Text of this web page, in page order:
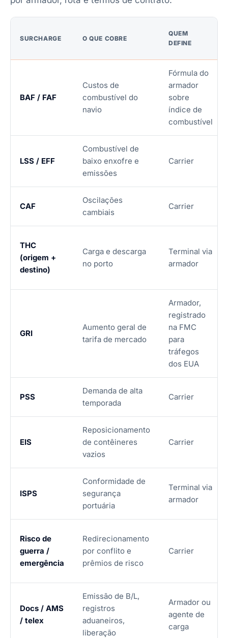
SURCHARGE O QUE COBRE
QUEM
DEFINE
BAF / FAF
Custos de
combustível do
navio
Fórmula do
armador
sobre
índice de
combustível
LSS / EFF
Combustível de
baixo enxofre e
emissões
Carrier
CAF
Oscilações
cambiais
Carrier
THC
(origem +
destino)
Carga e descarga
no porto
Terminal via
armador
GRI
Aumento geral de
tarifa de mercado
Armador,
registrado
na FMC
para
tráfegos
dos EUA
PSS
Demanda de alta
temporada
Carrier
EIS
Reposicionamento
de contêineres
vazios
Carrier
ISPS
Conformidade de
segurança
portuária
Terminal via
armador
Risco de
guerra /
emergência
Redirecionamento
por conflito e
prêmios de risco
Carrier
Docs / AMS
/ telex
Emissão de B/L,
registros
aduaneiros,
liberação
Armador ou
agente de
carga